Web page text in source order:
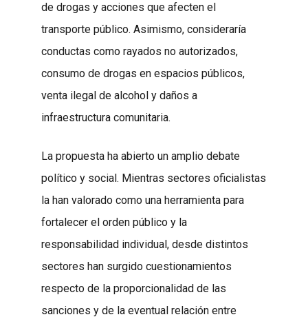
de drogas y acciones que afecten el
transporte público. Asimismo, consideraría
conductas como rayados no autorizados,
consumo de drogas en espacios públicos,
venta ilegal de alcohol y daños a
infraestructura comunitaria.
La propuesta ha abierto un amplio debate
político y social. Mientras sectores oficialistas
la han valorado como una herramienta para
fortalecer el orden público y la
responsabilidad individual, desde distintos
sectores han surgido cuestionamientos
respecto de la proporcionalidad de las
sanciones y de la eventual relación entre